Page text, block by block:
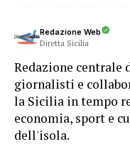
Redazione Web
Diretta Sicilia
Redazione
giornalisti e
la Sicilia in tempo
economia, sport e
dell'isola.